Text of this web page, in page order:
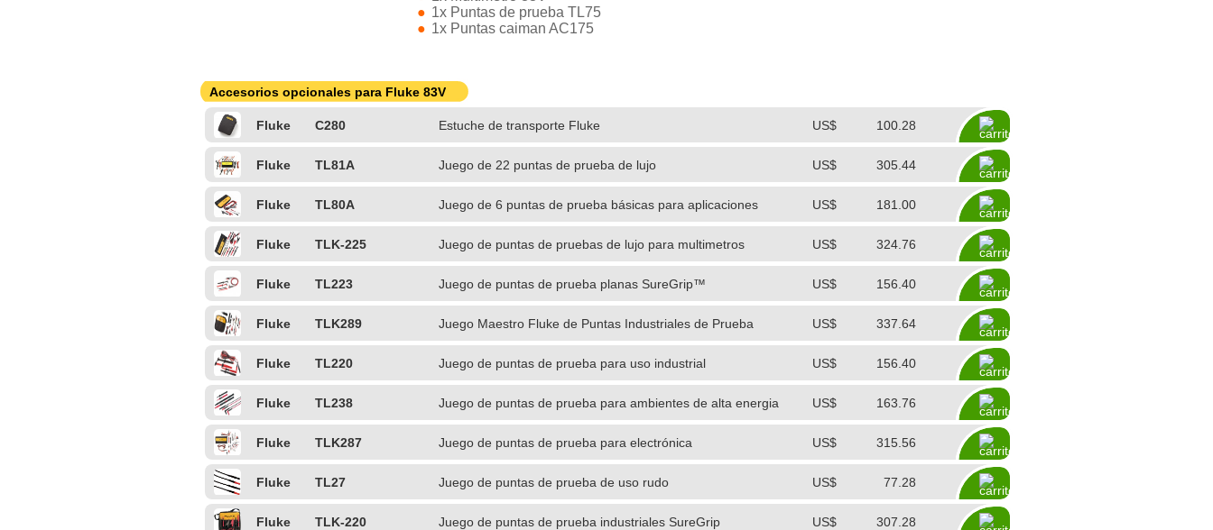
1x Puntas de prueba TL75
1x Puntas caiman AC175
Accesorios opcionales para Fluke 83V
Fluke C280 Estuche de transporte Fluke US$ 100.28
Fluke TL81A Juego de 22 puntas de prueba de lujo US$ 305.44
Fluke TL80A
Juego de 6 puntas de prueba básicas para aplicaciones
US$ 181.00
Fluke TLK-225 Juego de puntas de pruebas de lujo para multimetros US$ 324.76
Fluke TL223 Juego de puntas de prueba planas SureGrip™ US$ 156.40
Fluke TLK289 Juego Maestro Fluke de Puntas Industriales de Prueba US$ 337.64
Fluke TL220 Juego de puntas de prueba para uso industrial US$ 156.40
Fluke TL238 Juego de puntas de prueba para ambientes de alta energia US$ 163.76
Fluke TLK287 Juego de puntas de prueba para electrónica US$ 315.56
Fluke TL27 Juego de puntas de prueba de uso rudo US$ 77.28
Fluke TLK-220 Juego de puntas de prueba industriales SureGrip US$ 307.28